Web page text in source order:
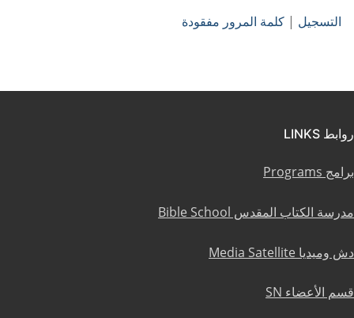
التسجيل | كلمة المرور مفقودة
روابط LINKS
برامج Programs
مدرسة الكتاب المقدس Bible School
دش وميديا Media Satellite
قسم الأعضاء SN